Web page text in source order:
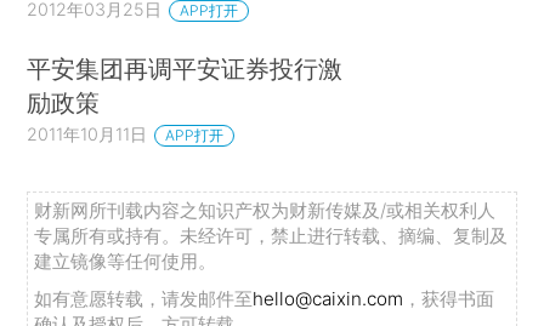
2012年03月25日 APP打开
平安集团再调平安证券投行激
励政策
2011年10月11日 APP打开
财新网所刊载内容之知识产权为财新传媒及/或相关权利人
专属所有或持有。未经许可，禁止进行转载、摘编、复制及
建立镜像等任何使用。
如有意愿转载，请发邮件至hello@caixin.com ，获得书面